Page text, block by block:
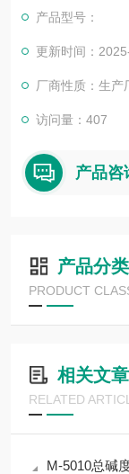
产品型号：
更新时间：
厂商性质：生产
访问量：407
产品咨
产品分类
PRODUCT
相关文章
RELATED
M-5010总碱